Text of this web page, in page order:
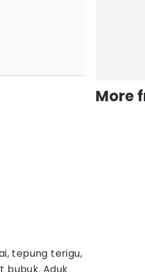
tepung terigu,
More